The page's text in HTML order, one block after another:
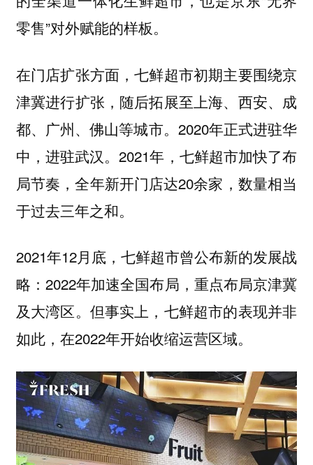
零售”对外赋能的样板。
在门店扩张方面，七鲜超市初期主要围绕京
津冀进行扩张，随后拓展至上海、西安、成
都、广州、佛山等城市。2020年正式进驻华
中，进驻武汉。2021年，七鲜超市加快了布
局节奏，全年新开门店达20余家，数量相当
于过去三年之和。
2021年12月底，七鲜超市曾公布新的发展战
略：2022年加速全国布局，重点布局京津冀
及大湾区。但事实上，七鲜超市的表现并非
如此，在2022年开始收缩运营区域。